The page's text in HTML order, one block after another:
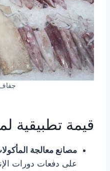
جفاف
قيمة تطبيقية
مصانع معالجة
على دفعات دورات